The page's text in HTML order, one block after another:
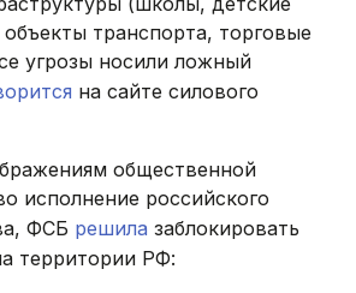
транспорта, торговые
угрозы носили ложный
на сайте силового
общественной
исполнение российского
ФСБ решила заблокировать
территории РФ: